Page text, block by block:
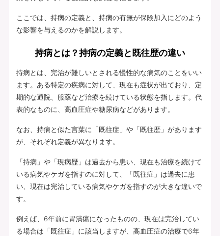
ここでは、持病の定義と、持病の有無が保険加入にどのよう
な影響を与えるのかを解説します。
持病とは？持病の定義と既往歴の違い
持病とは、完治が難しいとされる慢性的な病気のことをいい
ます。ある特定の疾病に対して、現在も症状が出ており、定
期的な通院、服薬など治療を続けている状態を指します。代
表的なものに、高血圧症や糖尿病などがあります。
なお、持病と似た言葉に「既往症」や「既往歴」があります
が、それぞれ定義が異なります。
「持病」や「現病歴」は過去から患い、現在も治療を続けて
いる病気やケガを指すのに対して、「既往症」は過去に患
い、現在は完治している病気やケガを指すのが大きな違いで
す。
例えば、6年前に胃潰瘍になったものの、現在は完治してい
る場合は「既往症」に該当しますが、高血圧症の治療で6年